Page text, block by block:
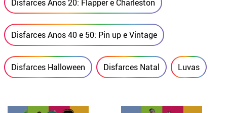
Disfarces Anos 20: Flapper e Charleston
Disfarces Anos 40 e 50: Pin up e Vintage
Disfarces Halloween Disfarces Natal Luvas